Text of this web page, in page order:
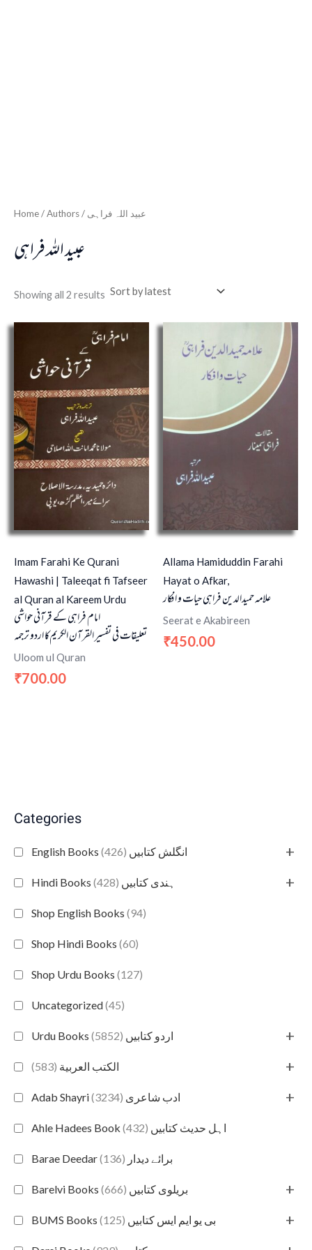
Categories
English Books انگلش کتابیں (426) +
Hindi Books ہندی کتابیں (428) +
Shop English Books (94)
Shop Hindi Books (60)
Shop Urdu Books (127)
Uncategorized(45)
Urdu Books اردو کتابیں (5852) +
الكتب العربية (583) +
Adab Shayri ادب شاعری (3234) +
Ahle Hadees Book اہل حدیث کتابیں (432)
Barae Deedar برائے دیدار (136)
Barelvi Books بریلوی کتابیں (666) +
BUMS Books بی یو ایم ایس کتابیں (125) +
Home / Authors / عبید اللہ فراہی
عبید اللہ فراہی
Showing all 2 results
Imam Farahi Ke Qurani
Hawashi | Taleeqat fi Tafseer
al Quran al Kareem Urdu
امام فراہی کے قرآنی حواشی
تعلیقات فی تفسیر القرآن الکریم کا اردو ترجمہ
Uloom ul Quran
₹700.00
Allama Hamiduddin Farahi
Hayat o Afkar,
علامہ حمیدالدین فراہی حیات و افکار
Seerat e Akabireen
₹450.00